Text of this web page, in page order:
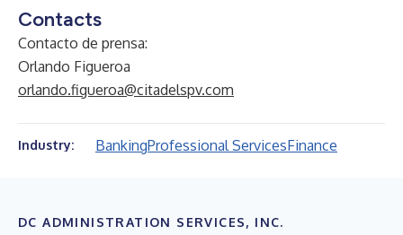
Contacts
Contacto de prensa:
Orlando Figueroa
orlando.figueroa@citadelspv.com
Industry: BankingProfessional ServicesFinance
DC ADMINISTRATION SERVICES, INC.